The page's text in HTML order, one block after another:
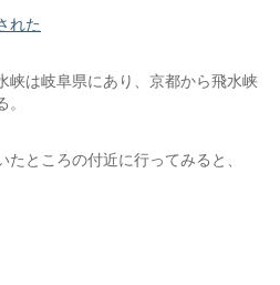
れた
峡は岐阜県にあり、京都から飛水峡
ところの付近に行ってみると、